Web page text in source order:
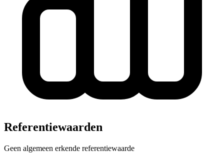
Referentiewaarden
Geen algemeen erkende referentiewaarde